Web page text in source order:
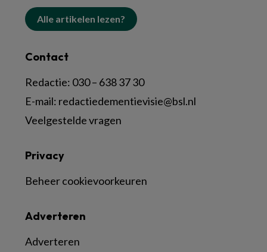
Alle artikelen lezen?
Contact
Redactie: 030 – 638 37 30
E-mail: redactiedementievisie@bsl.nl
Veelgestelde vragen
Adverteren
Adverteren
Privacy
Beheer cookievoorkeuren